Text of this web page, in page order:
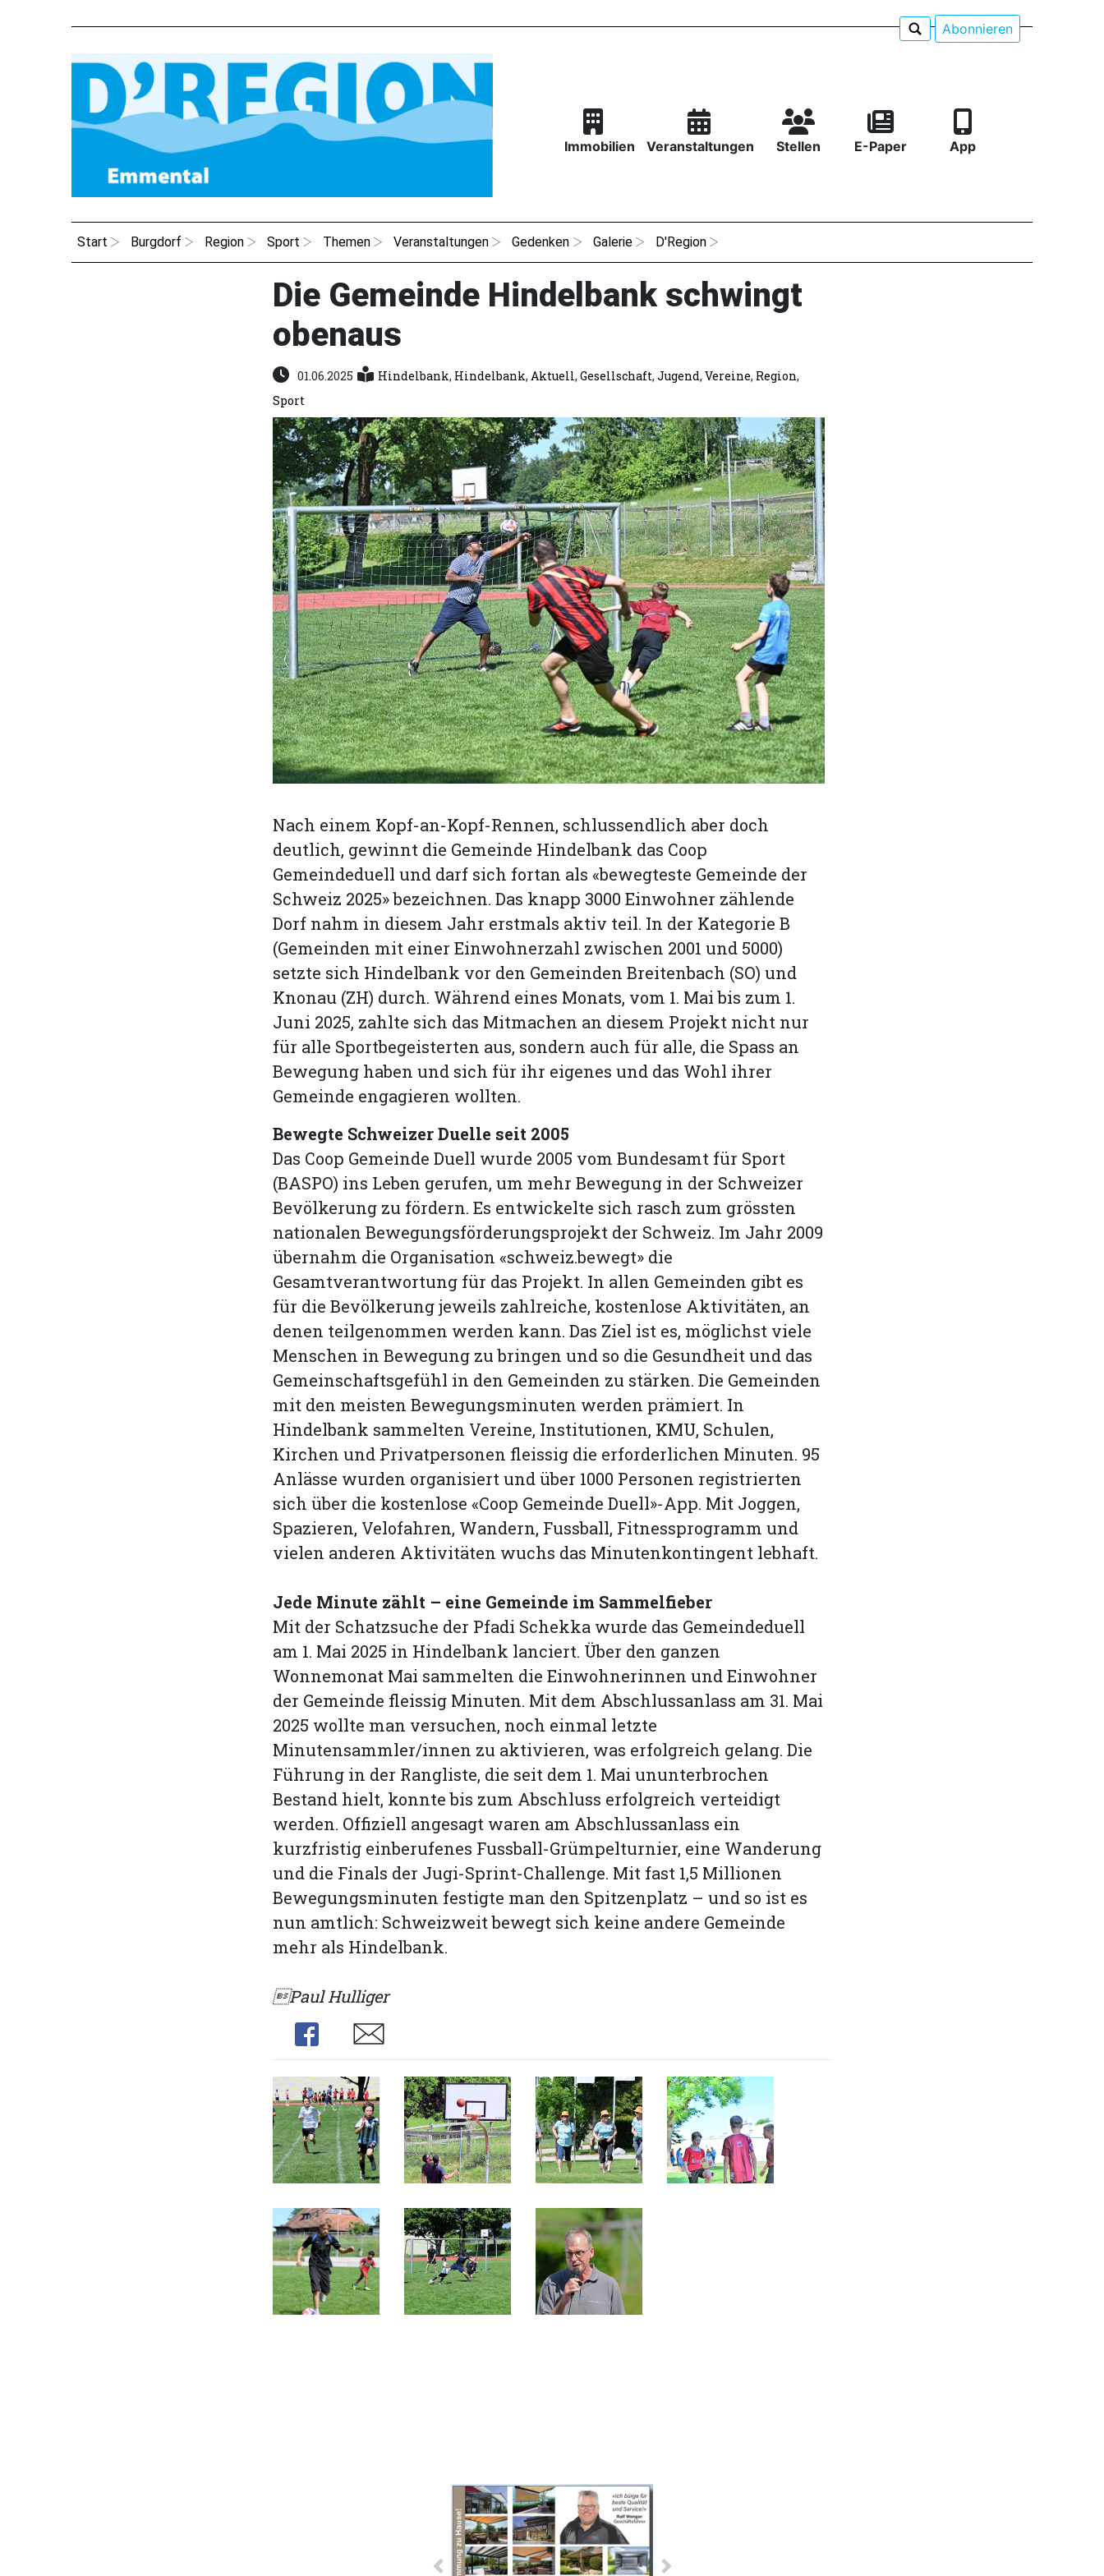
Abonnieren
Immobilien Veranstaltungen Stellen E-Paper App
Start Burgdorf Region Sport Themen Veranstaltungen Gedenken Galerie D'Region
Die Gemeinde Hindelbank schwingt
obenaus
01.06.2025 Hindelbank, Hindelbank, Aktuell, Gesellschaft, Jugend, Vereine, Region,
Sport
Nach einem Kopf-an-Kopf-Rennen, schlussendlich aber doch
deutlich, gewinnt die Gemeinde Hindelbank das Coop
Gemeindeduell und darf sich fortan als «bewegteste Gemeinde der
Schweiz 2025» bezeichnen. Das knapp 3000 Einwohner zählende
Dorf nahm in diesem Jahr erstmals aktiv teil. In der Kategorie B
(Gemeinden mit einer Einwohnerzahl zwischen 2001 und 5000)
setzte sich Hindelbank vor den Gemeinden Breitenbach (SO) und
Knonau (ZH) durch. Während eines Monats, vom 1. Mai bis zum 1.
Juni 2025, zahlte sich das Mitmachen an diesem Projekt nicht nur
für alle Sportbegeisterten aus, sondern auch für alle, die Spass an
Bewegung haben und sich für ihr eigenes und das Wohl ihrer
Gemeinde engagieren wollten.
Bewegte Schweizer Duelle seit 2005
Das Coop Gemeinde Duell wurde 2005 vom Bundesamt für Sport
(BASPO) ins Leben gerufen, um mehr Bewegung in der Schweizer
Bevölkerung zu fördern. Es entwickelte sich rasch zum grössten
nationalen Bewegungsförderungsprojekt der Schweiz. Im Jahr 2009
übernahm die Organisation «schweiz.bewegt» die
Gesamtverantwortung für das Projekt. In allen Gemeinden gibt es
für die Bevölkerung jeweils zahlreiche, kostenlose Aktivitäten, an
denen teilgenommen werden kann. Das Ziel ist es, möglichst viele
Menschen in Bewegung zu bringen und so die Gesundheit und das
Gemeinschaftsgefühl in den Gemeinden zu stärken. Die Gemeinden
mit den meisten Bewegungsminuten werden prämiert. In
Hindelbank sammelten Vereine, Institutionen, KMU, Schulen,
Kirchen und Privatpersonen fleissig die erforderlichen Minuten. 95
Anlässe wurden organisiert und über 1000 Personen registrierten
sich über die kostenlose «Coop Gemeinde Duell»-App. Mit Joggen,
Spazieren, Velofahren, Wandern, Fussball, Fitnessprogramm und
vielen anderen Aktivitäten wuchs das Minutenkontingent lebhaft.
Jede Minute zählt – eine Gemeinde im Sammelfieber
Mit der Schatzsuche der Pfadi Schekka wurde das Gemeindeduell
am 1. Mai 2025 in Hindelbank lanciert. Über den ganzen
Wonnemonat Mai sammelten die Einwohnerinnen und Einwohner
der Gemeinde fleissig Minuten. Mit dem Abschlussanlass am 31. Mai
2025 wollte man versuchen, noch einmal letzte
Minutensammler/innen zu aktivieren, was erfolgreich gelang. Die
Führung in der Rangliste, die seit dem 1. Mai ununterbrochen
Bestand hielt, konnte bis zum Abschluss erfolgreich verteidigt
werden. Offiziell angesagt waren am Abschlussanlass ein
kurzfristig einberufenes Fussball-Grümpelturnier, eine Wanderung
und die Finals der Jugi-Sprint-Challenge. Mit fast 1,5 Millionen
Bewegungsminuten festigte man den Spitzenplatz – und so ist es
nun amtlich: Schweizweit bewegt sich keine andere Gemeinde
mehr als Hindelbank.
Paul Hulliger
Share
Share